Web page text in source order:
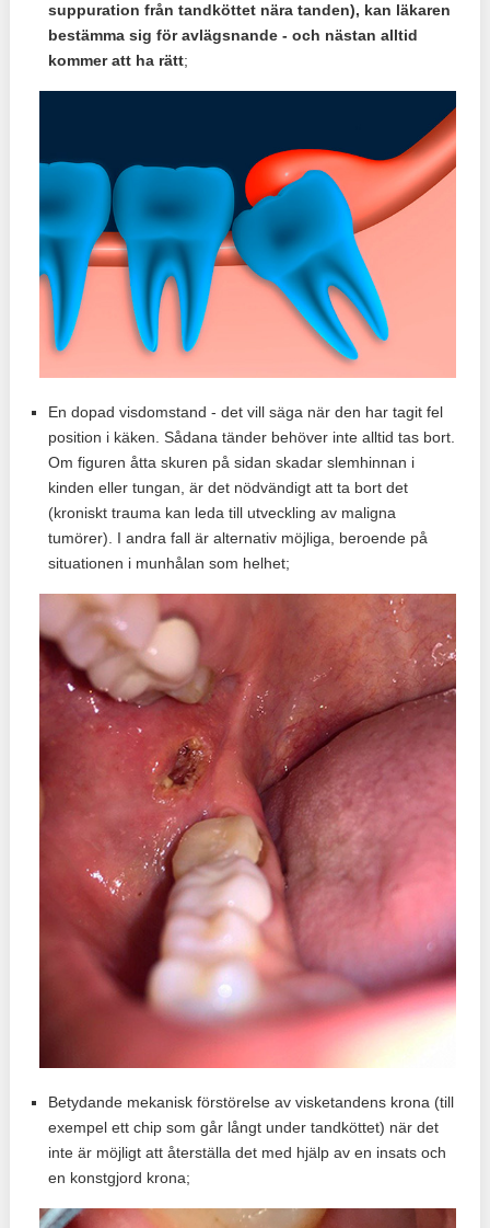
suppuration från tandköttet nära tanden), kan läkaren
bestämma sig för avlägsnande - och nästan alltid
kommer att ha rätt;
En dopad visdomstand - det vill säga när den har tagit fel
position i käken. Sådana tänder behöver inte alltid tas bort.
Om figuren åtta skuren på sidan skadar slemhinnan i
kinden eller tungan, är det nödvändigt att ta bort det
(kroniskt trauma kan leda till utveckling av maligna
tumörer). I andra fall är alternativ möjliga, beroende på
situationen i munhålan som helhet;
Betydande mekanisk förstörelse av visketandens krona (till
exempel ett chip som går långt under tandköttet) när det
inte är möjligt att återställa det med hjälp av en insats och
en konstgjord krona;